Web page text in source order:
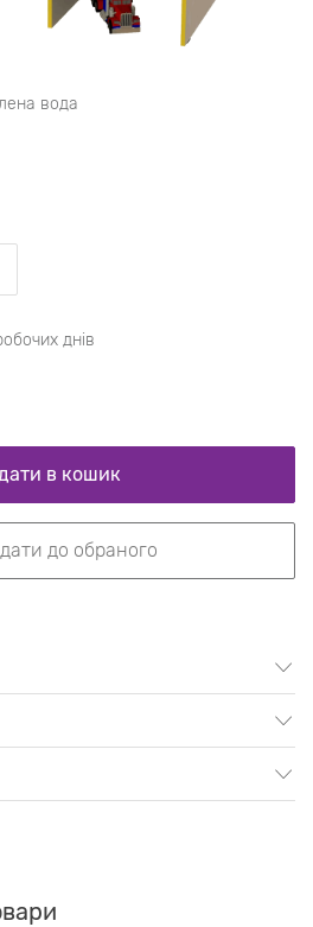
вода
днів
в кошик
до обраного